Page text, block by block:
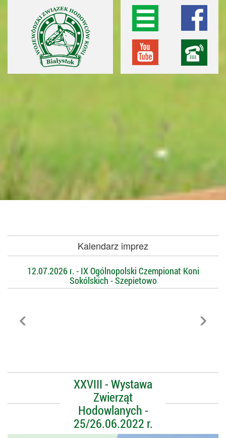
Kalendarz imprez
12.07.2026 r. - IX Ogólnopolski Czempionat Koni
Sokólskich - Szepietowo
XXVIII - Wystawa
Zwierząt
Hodowlanych -
25/26.06.2022 r.